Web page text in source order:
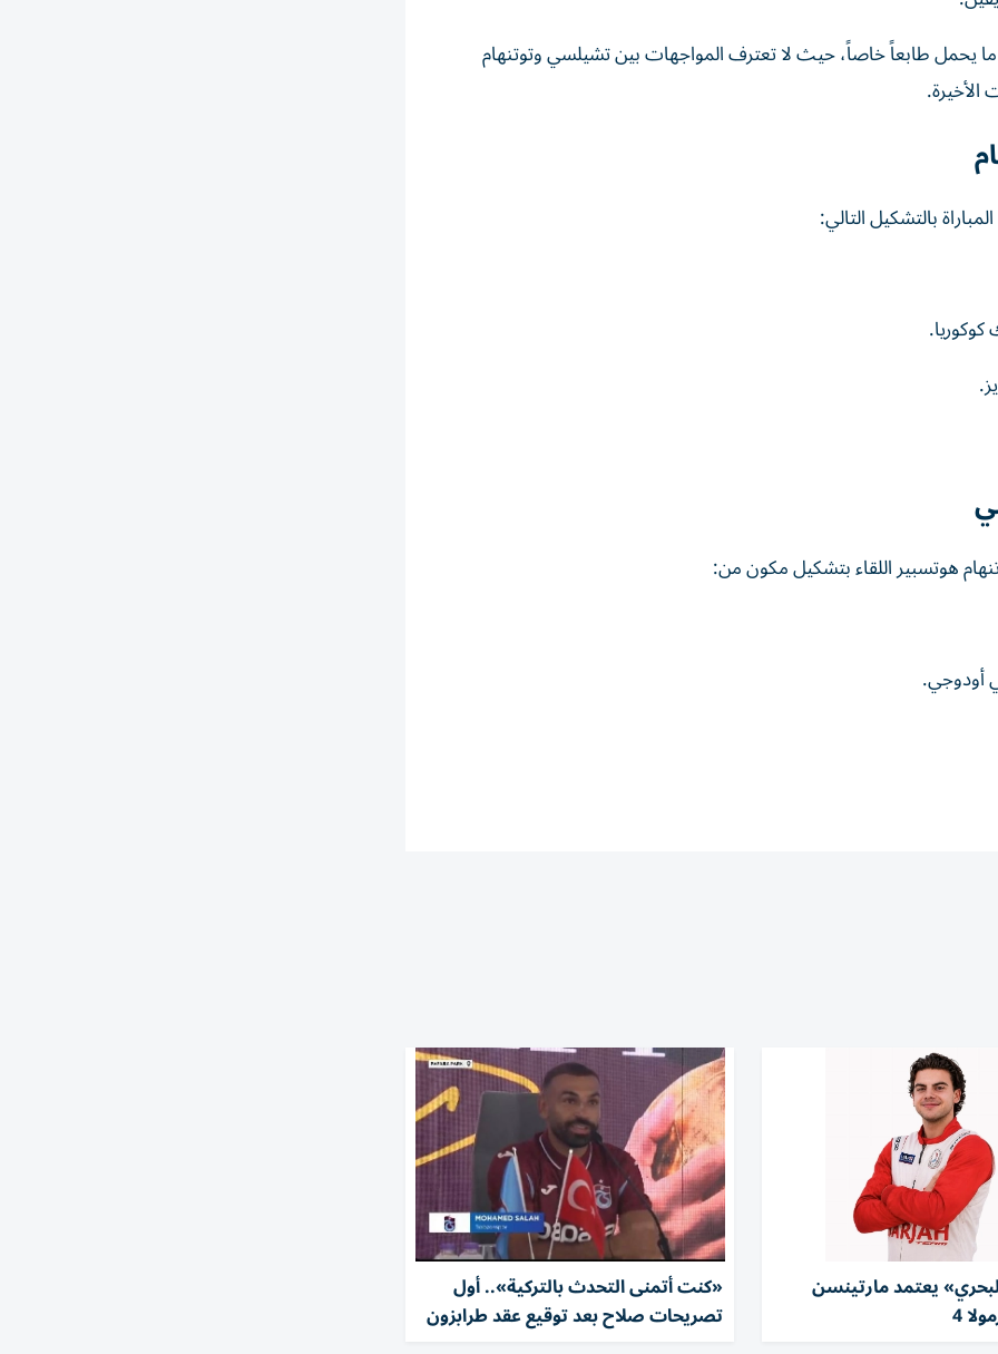
يحمل طابعاً خاصاً، حيث لا تعترف المواجهات بين تشيلسي وتوتنهام
الأخيرة.
بالتشكيل التالي:
هوتسبير اللقاء بتشكيل مكون من:
أودوجي.
يعتمد مارتينسن
4
«كنت أتمنى التحدث بالتركية».. أول
تصريحات صلاح بعد توقيع عقد طرابزون